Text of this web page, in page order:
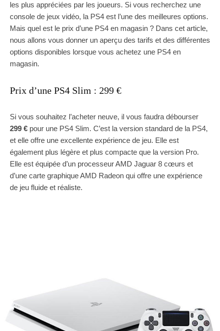
les plus appréciées par les joueurs. Si vous recherchez une
console de jeux vidéo, la PS4 est l’une des meilleures options.
Mais quel est le prix d’une PS4 en magasin ? Dans cet article,
nous allons vous donner un aperçu des tarifs et des différentes
options disponibles lorsque vous achetez une PS4 en
magasin.
Prix d’une PS4 Slim : 299 €
Si vous souhaitez l’acheter neuve, il vous faudra débourser
299 € pour une PS4 Slim. C’est la version standard de la PS4,
et elle offre une excellente expérience de jeu. Elle est
également plus légère et plus compacte que la version Pro.
Elle est équipée d’un processeur AMD Jaguar 8 cœurs et
d’une carte graphique AMD Radeon qui offre une expérience
de jeu fluide et réaliste.